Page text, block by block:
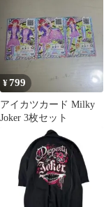
¥799
アイカツカード Milky
Joker 3枚セット